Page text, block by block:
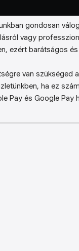
gondosan
vagy
ezért barátságos
van szükséged
ha ez
Pay és Google Pay